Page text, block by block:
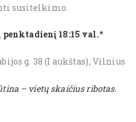
susitelkimo.
18:15 val.*
g. 38 (I aukštas), Vilnius
– vietų skaičius ribotas.